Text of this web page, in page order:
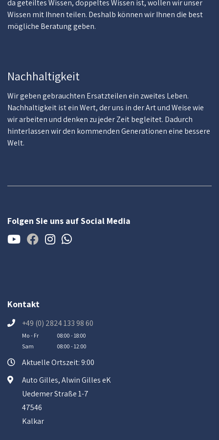
da geteiltes Wissen, doppeltes Wissen ist, wollen wir unser
Wissen mit Ihnen teilen. Deshalb können wir Ihnen die best
mögliche Beratung geben.
Nachhaltigkeit
Wir geben gebrauchten Ersatzteilen ein zweites Leben.
Nachhaltigkeit ist ein Wert, der uns in der Art und Weise wie
wir arbeiten und denken zu jeder Zeit begleitet. Dadurch
hinterlassen wir den kommenden Generationen eine bessere
Welt.
Folgen Sie uns auf Social Media
Kontakt
+49 (0) 2824 133 98 60
Mo - Fr
08:00 - 18:00
Sam
08:00 - 12:00
Aktuelle Ortszeit: 9:00
Auto Gilles, Alwin Gilles eK
Uedemer Straße 1-7
47546
Kalkar